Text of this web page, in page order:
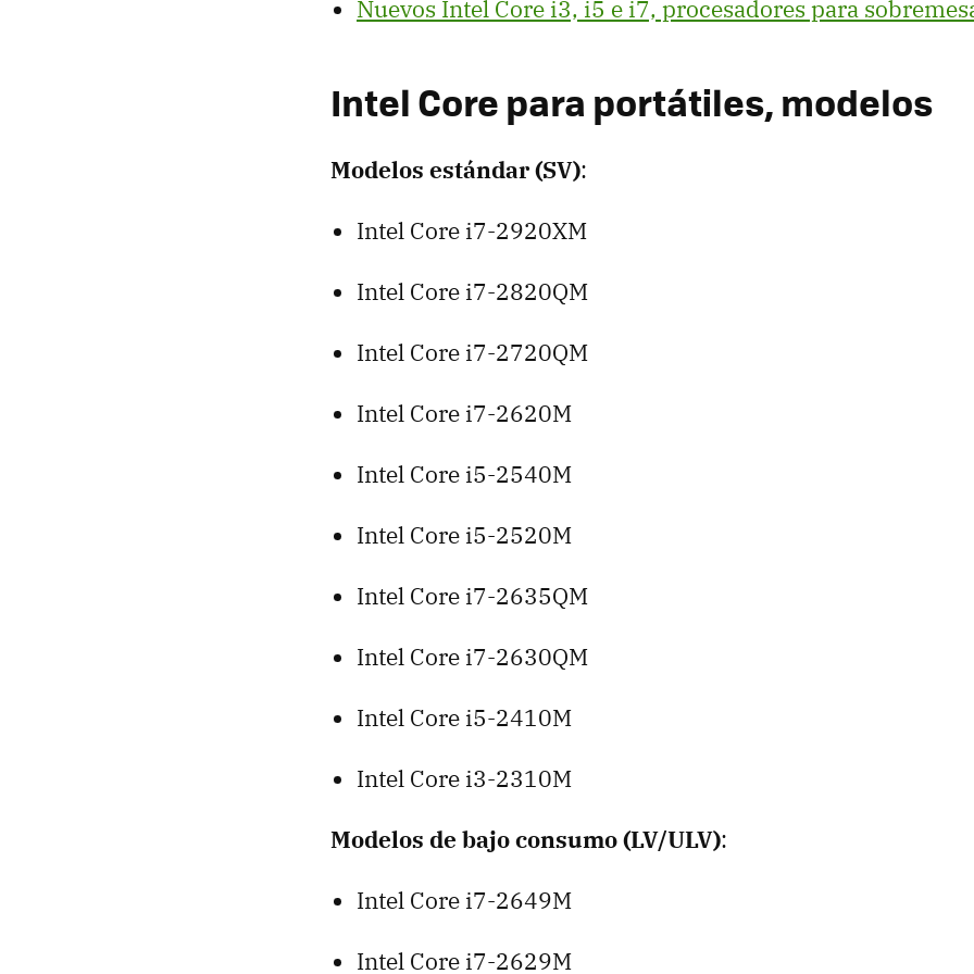
Nuevos Intel Core i3, i5 e i7, procesadores para
Intel Core para portátiles, modelos
Modelos estándar (SV):
Intel Core i7-2920XM
Intel Core i7-2820QM
Intel Core i7-2720QM
Intel Core i7-2620M
Intel Core i5-2540M
Intel Core i5-2520M
Intel Core i7-2635QM
Intel Core i7-2630QM
Intel Core i5-2410M
Intel Core i3-2310M
Modelos de bajo consumo (LV/ULV):
Intel Core i7-2649M
Intel Core i7-2629M